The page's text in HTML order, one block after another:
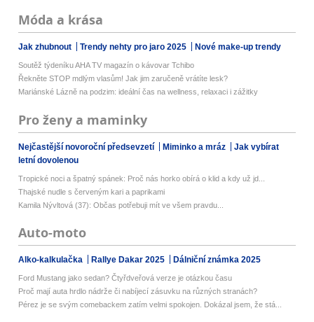
Móda a krása
Jak zhubnout Trendy nehty pro jaro 2025 Nové make-up trendy
Soutěž týdeníku AHA TV magazín o kávovar Tchibo
Řekněte STOP mdlým vlasům! Jak jim zaručeně vrátíte lesk?
Mariánské Lázně na podzim: ideální čas na wellness, relaxaci i zážitky
Pro ženy a maminky
Nejčastější novoroční předsevzetí Miminko a mráz
Jak vybírat
letní dovolenou
Tropické noci a špatný spánek: Proč nás horko obírá o klid a kdy už jd...
Thajské nudle s červeným kari a paprikami
Kamila Nývltová (37): Občas potřebuji mít ve všem pravdu...
Auto-moto
Alko-kalkulačka Rallye Dakar 2025 Dálniční známka 2025
Ford Mustang jako sedan? Čtyřdveřová verze je otázkou času
Proč mají auta hrdlo nádrže či nabíjecí zásuvku na různých stranách?
Pérez je se svým comebackem zatím velmi spokojen. Dokázal jsem, že stá...